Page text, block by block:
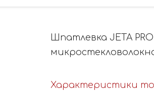
Шпатлевка JETA
Характеристики